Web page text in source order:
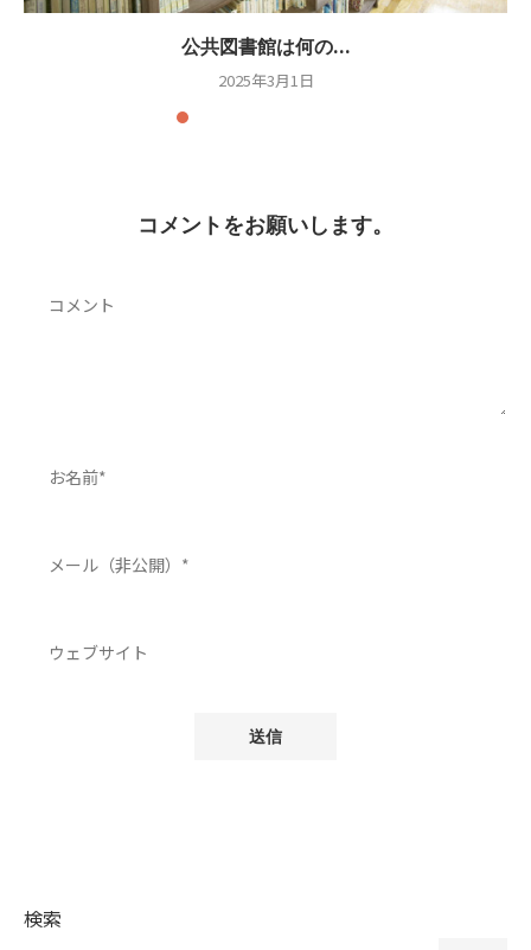
公共図書館は何の...
2025年3月1日
コメントをお願いします。
検索